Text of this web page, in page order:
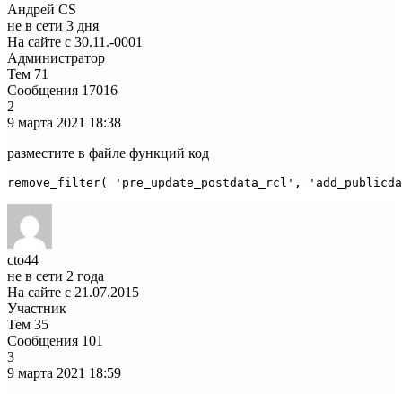
Андрей CS
не в сети 3 дня
На сайте с 30.11.-0001
Администратор
Тем 71
Сообщения 17016
2
9 марта 2021 18:38
разместите в файле функций код
remove_filter( 'pre_update_postdata_rcl',
cto44
не в сети 2 года
На сайте с 21.07.2015
Участник
Тем 35
Сообщения 101
3
9 марта 2021 18:59